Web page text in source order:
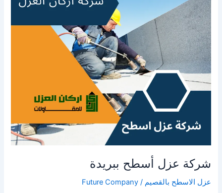
شركة عزل أسطح ببريدة
عزل الاسطح بالقصيم /
Future Company
أسطح
ببريدة